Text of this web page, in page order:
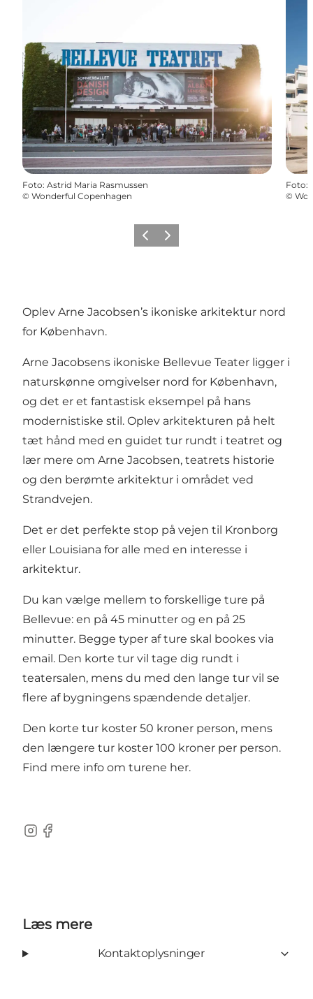
Foto: Astrid Maria Rasmussen
© Wonderful Copenhagen
Foto:
©
ForrigeNæste
Oplev Arne Jacobsen’s ikoniske arkitektur nord
for København.
Arne Jacobsens ikoniske Bellevue Teater ligger i
naturskønne omgivelser nord for København,
og det er et fantastisk eksempel på hans
modernistiske stil. Oplev arkitekturen på helt
tæt hånd med en guidet tur rundt i teatret og
lær mere om Arne Jacobsen, teatrets historie
og den berømte arkitektur i området ved
Strandvejen.
Det er det perfekte stop på vejen til Kronborg
eller Louisiana for alle med en interesse i
arkitektur.
Du kan vælge mellem to forskellige ture på
Bellevue: en på 45 minutter og en på 25
minutter. Begge typer af ture skal bookes via
email . Den korte tur vil tage dig rundt i
teatersalen, mens du med den lange tur vil se
flere af bygningens spændende detaljer.
Den korte tur koster 50 kroner person, mens
den længere tur koster 100 kroner per person.
Find mere info om turene her.
Instagram
Facebook
Læs mere
Kontaktoplysninger